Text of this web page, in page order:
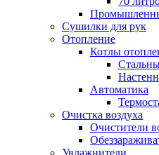
Сушилки для рук
Отопление
Котлы
Автоматика
Очистка воздуха
Очистители
Увлажнители